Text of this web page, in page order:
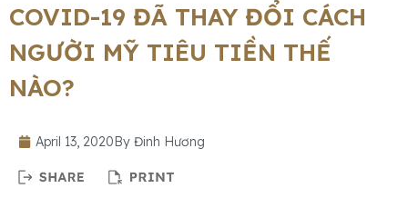
COVID-19 ĐÃ THAY ĐỔI CÁCH
NGƯỜI MỸ TIÊU TIỀN THẾ
NÀO?
April 13, 2020By Đinh Hương